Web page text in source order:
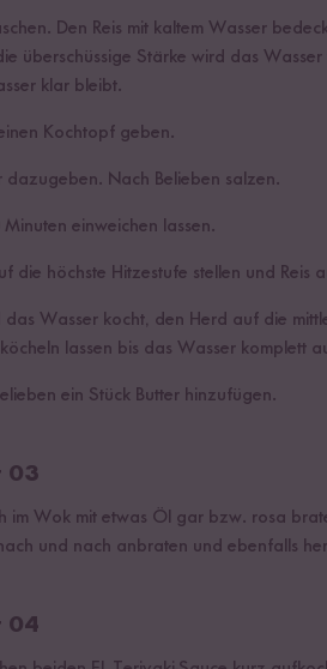
Den Reis mit kaltem Wasser
überschüssige Stärke wird das
klar bleibt.
Kochtopf geben.
dazugeben. Nach Belieben salzen.
Minuten einweichen lassen.
die höchste Hitzestufe stellen und Reis
Wasser kocht, den Herd auf die
köcheln lassen bis das Wasser komplett
ein Stück Butter hinzufügen.
03
im Wok mit etwas Öl gar bzw. rosa
und nach anbraten und ebenfalls
04